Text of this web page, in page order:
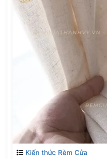
Kiến thức Rèm Cửa